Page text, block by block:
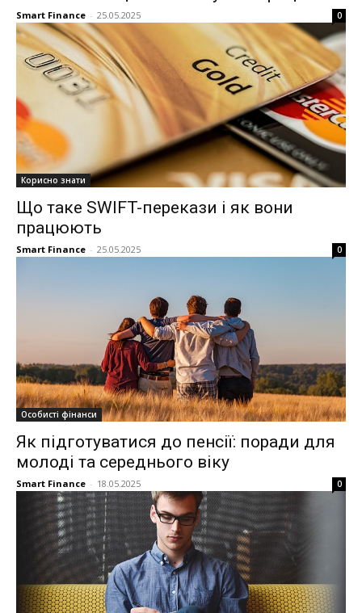
Smart Finance - 25.05.2025 0
Корисно знати
Що таке SWIFT-перекази і як вони
працюють
Smart Finance - 25.05.2025 0
Особисті фінанси
Як підготуватися до пенсії: поради для
молоді та середнього віку
Smart Finance - 18.05.2025 0